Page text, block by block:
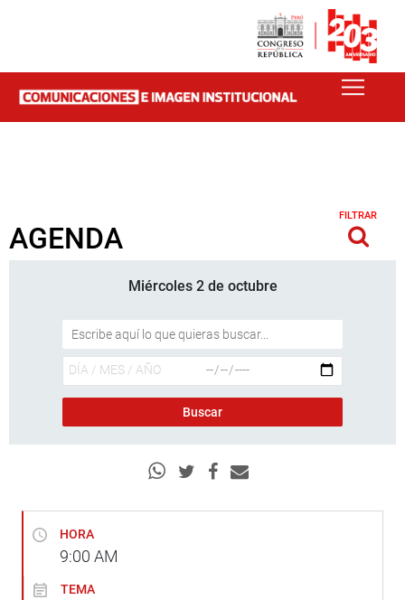
AGENDA
FILTRAR
Miércoles 2 de octubre
HORA
9:00 AM
TEMA